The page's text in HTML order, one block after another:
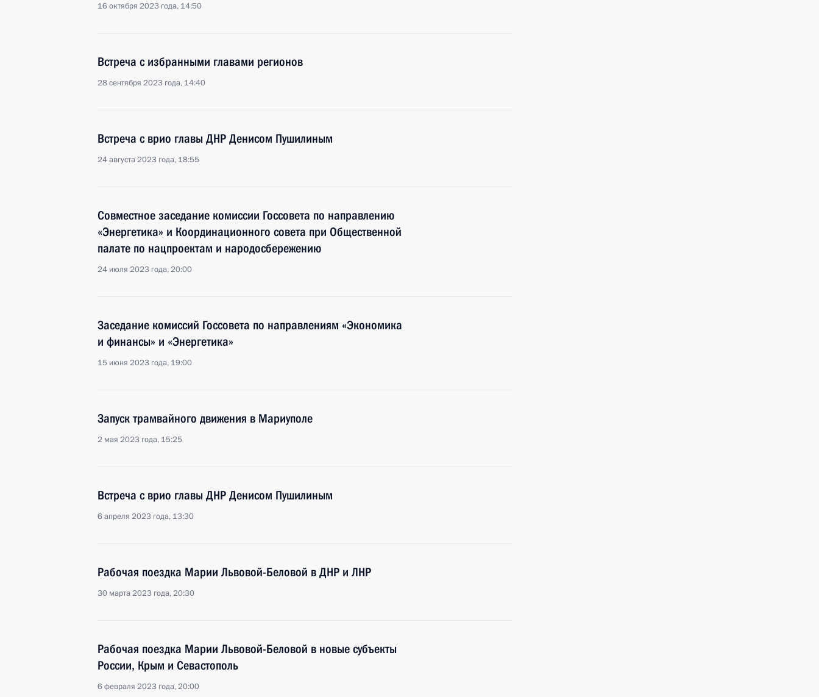
16 октября 2023 года, 14:50
Встреча с избранными главами регионов
28 сентября 2023 года, 14:40
Встреча с врио главы ДНР Денисом Пушилиным
24 августа 2023 года, 18:55
Совместное заседание комиссии Госсовета по направлению
«Энергетика» и Координационного совета при Общественной
палате по нацпроектам и народосбережению
24 июля 2023 года, 20:00
Заседание комиссий Госсовета по направлениям «Экономика
и финансы» и «Энергетика»
15 июня 2023 года, 19:00
Запуск трамвайного движения в Мариуполе
2 мая 2023 года, 15:25
Встреча с врио главы ДНР Денисом Пушилиным
6 апреля 2023 года, 13:30
Рабочая поездка Марии Львовой-Беловой в ДНР и ЛНР
30 марта 2023 года, 20:30
Рабочая поездка Марии Львовой-Беловой в новые субъекты
России, Крым и Севастополь
6 февраля 2023 года, 20:00